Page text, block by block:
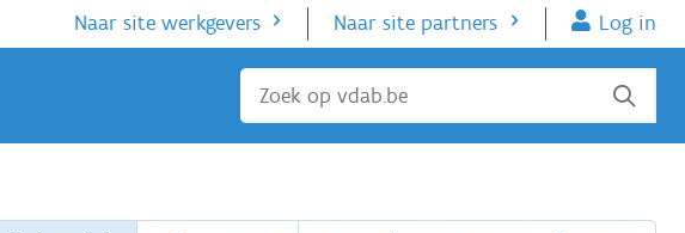
Naar site werkgevers Naar site partners Log in
Sluiten